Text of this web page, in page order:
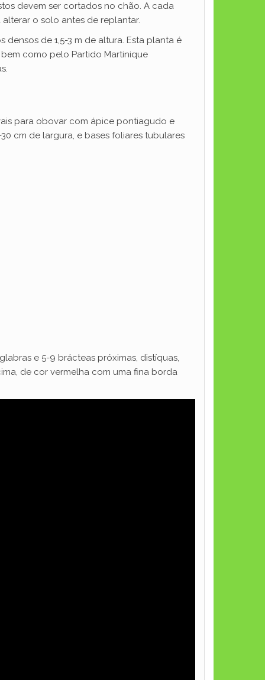
devem ser cortados no chão. A cada
o solo antes de replantar.
de 1,5-3 m de altura. Esta planta é
como pelo Partido Martinique
para obovar com ápice pontiagudo e
cm de largura, e bases foliares tubulares
e 5-9 brácteas próximas, distíquas,
de cor vermelha com uma fina borda